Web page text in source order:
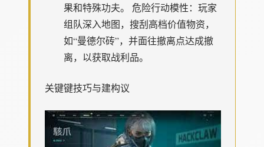
果和特殊功夫。
危险行动模性：玩家
组队深入地图，搜刮高档价值物资，
如“曼德尔砖”，并面往撤离点达成撤
离，以获取战利品。
关键键技巧与建构议